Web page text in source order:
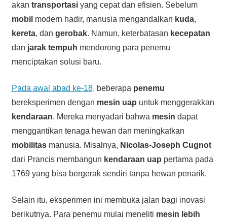
akan transportasiyang cepat dan efisien. Sebelum
mobil modern hadir, manusia mengandalkan kuda,
kereta, dan gerobak. Namun, keterbatasan kecepatan
dan jarak tempuh mendorong para penemu
menciptakan solusi baru.
Pada awal abad ke-18, beberapa penemu
bereksperimen dengan mesin uap untuk menggerakkan
kendaraan. Mereka menyadari bahwa mesin dapat
menggantikan tenaga hewan dan meningkatkan
mobilitasmanusia. Misalnya, Nicolas-Joseph Cugnot
dari Prancis membangun kendaraan uap pertama pada
1769 yang bisa bergerak sendiri tanpa hewan penarik.
Selain itu, eksperimen ini membuka jalan bagi inovasi
berikutnya. Para penemu mulai meneliti mesin lebih